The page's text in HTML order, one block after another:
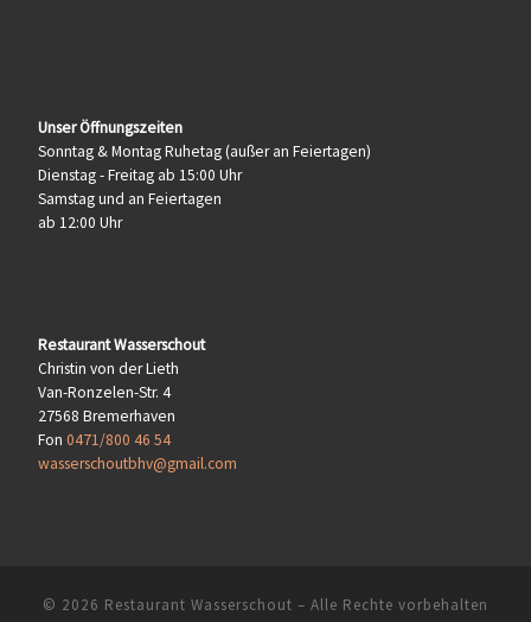
Unser Öffnungszeiten
Sonntag & Montag Ruhetag (außer an Feiertagen)
Dienstag - Freitag ab 15:00 Uhr
Samstag und an Feiertagen
ab 12:00 Uhr
Restaurant Wasserschout
Christin von der Lieth
Van-Ronzelen-Str. 4
27568 Bremerhaven
Fon 0471/800 46 54
wasserschoutbhv@gmail.com
© 2026 Restaurant Wasserschout – Alle Rechte vorbehalten